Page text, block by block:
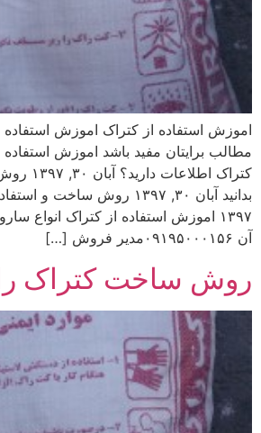
اموزش استفاده از کتراک اموزش استفاده
مطالب برایتان مفید باشد اموزش استفاده
کتراک
۱۳۹۷ اموزش استفاده از کتراک
آن ۰۹۱۹۵۰۰۰۱۵۶مدیر فروش […]
روش ساخت کتراک را